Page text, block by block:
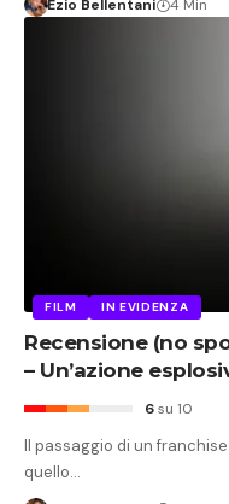
Ezio Bellentani 4 Min
FILM IN EVIDENZA
Recensione (no
– Un’azione
6su 10
Il passaggio di un
quello…